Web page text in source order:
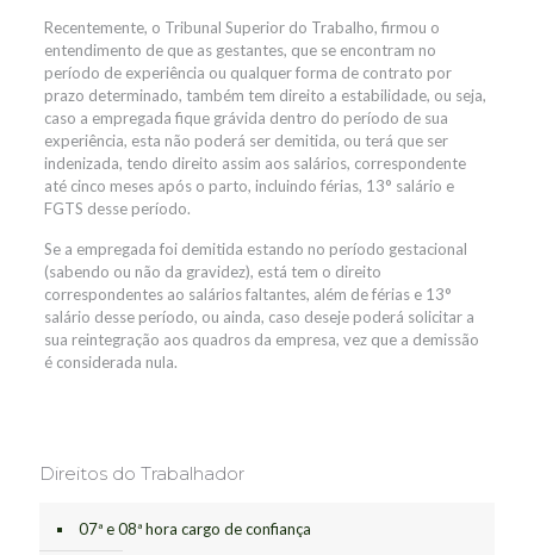
Recentemente, o Tribunal Superior do Trabalho, firmou o
entendimento de que as gestantes, que se encontram no
período de experiência ou qualquer forma de contrato por
prazo determinado, também tem direito a estabilidade, ou seja,
caso a empregada fique grávida dentro do período de sua
experiência, esta não poderá ser demitida, ou terá que ser
indenizada, tendo direito assim aos salários, correspondente
até cinco meses após o parto, incluindo férias, 13° salário e
FGTS desse período.
Se a empregada foi demitida estando no período gestacional
(sabendo ou não da gravidez), está tem o direito
correspondentes ao salários faltantes, além de férias e 13°
salário desse período, ou ainda, caso deseje poderá solicitar a
sua reintegração aos quadros da empresa, vez que a demissão
é considerada nula.
Direitos do Trabalhador
07ª e 08ª hora cargo de confiança